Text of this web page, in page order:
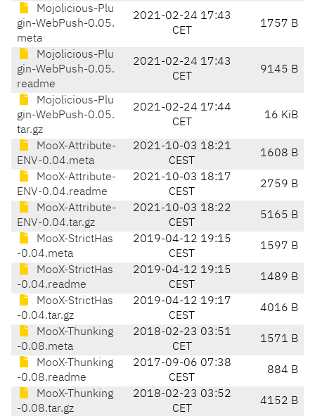
Mojolicious-Plu
gin-WebPush-0.05.
meta
2021-02-24 17:43
CET
1757 B
Mojolicious-Plu
gin-WebPush-0.05.
readme
2021-02-24 17:43
CET
9145 B
Mojolicious-Plu
gin-WebPush-0.05.
tar.gz
2021-02-24 17:44
CET
16 KiB
MooX-Attribute-
ENV-0.04.meta
2021-10-03 18:21
CEST
1608 B
MooX-Attribute-
ENV-0.04.readme
2021-10-03 18:17
CEST
2759 B
MooX-Attribute-
ENV-0.04.tar.gz
2021-10-03 18:22
CEST
5165 B
MooX-StrictHas
-0.04.meta
2019-04-12 19:15
CEST
1597 B
MooX-StrictHas
-0.04.readme
2019-04-12 19:15
CEST
1489 B
MooX-StrictHas
-0.04.tar.gz
2019-04-12 19:17
CEST
4016 B
MooX-Thunking
-0.08.meta
2018-02-23 03:51
CET
1571 B
MooX-Thunking
-0.08.readme
2017-09-06 07:38
CEST
884 B
MooX-Thunking
-0.08.tar.gz
2018-02-23 03:52
CET
4152 B